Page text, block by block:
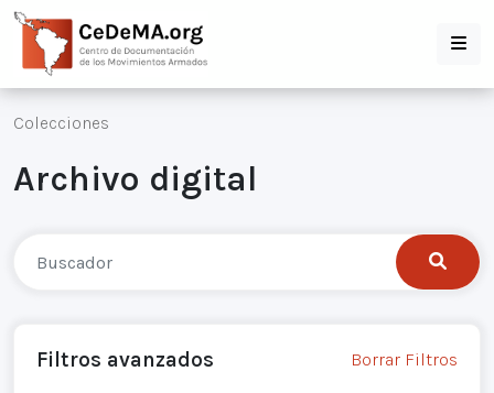
Colecciones
Archivo digital
Filtros avanzados Borrar Filtros